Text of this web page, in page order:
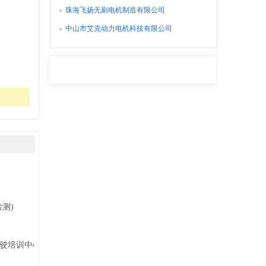
测)
珠海飞扬无刷电机制造有限公司
中山市艾克动力电机科技有限公司